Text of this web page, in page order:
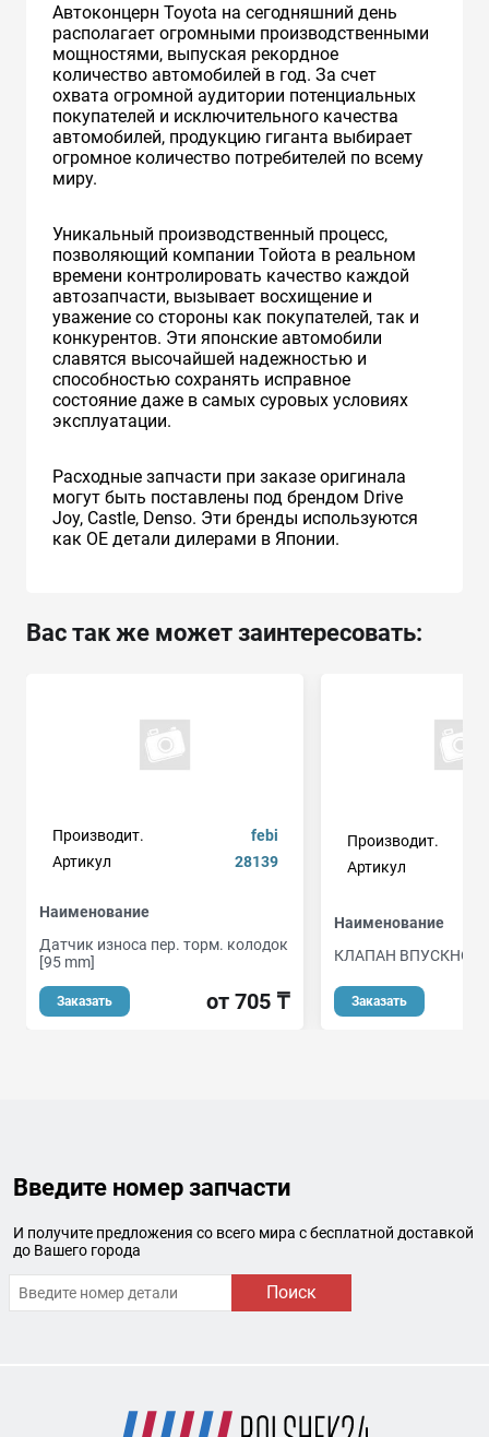
Автоконцерн Toyota на сегодняшний день
располагает огромными производственными
мощностями, выпуская рекордное
количество автомобилей в год. За счет
охвата огромной аудитории потенциальных
покупателей и исключительного качества
автомобилей, продукцию гиганта выбирает
огромное количество потребителей по всему
миру.
Уникальный производственный процесс,
позволяющий компании Тойота в реальном
времени контролировать качество каждой
автозапчасти, вызывает восхищение и
уважение со стороны как покупателей, так и
конкурентов. Эти японские автомобили
славятся высочайшей надежностью и
способностью сохранять исправное
состояние даже в самых суровых условиях
эксплуатации.
Расходные запчасти при заказе оригинала
могут быть поставлены под брендом Drive
Joy, Castle, Denso. Эти бренды используются
как ОЕ детали дилерами в Японии.
Вас так же может заинтересовать:
Производит.
febi
Артикул
28139
Наименование
Датчик износа пер. торм. колодок
[95 mm]
Заказать от 705 ₸
Производит.
Артикул
Наименование
КЛАПАН ВПУСКНОЙ
Заказать
Введите номер запчасти
И получите предложения со всего мира с бесплатной доставкой
до Вашего города
Поиск